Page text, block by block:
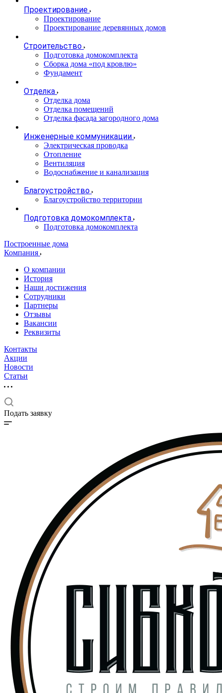
Проектирование
Проектирование
Проектирование деревянных домов
Строительство
Подготовка домокомплекта
Сборка дома «под кровлю»
Фундамент
Отделка
Отделка дома
Отделка помещений
Отделка фасада загородного дома
Инженерные коммуникации
Электрическая проводка
Отопление
Вентиляция
Водоснабжение и канализация
Благоустройство
Благоустройство территории
Подготовка домокомплекта
Подготовка домокомплекта
Построенные дома
Компания
О компании
История
Наши достижения
Сотрудники
Партнеры
Отзывы
Вакансии
Реквизиты
Контакты
Акции
Новости
Статьи
Подать заявку